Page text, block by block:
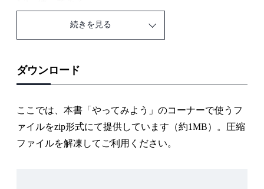
1.4 用語について
2.1 データの下ごしらえをする
2.2 データを吟味する
2.4 データを探る
2.5 データの規則を発見する
2.6 データを見せる
続きを見る
ダウンロード
ここでは、本書「やってみよう」のコーナーで使うフ
ァイルをzip形式にて提供しています（約1MB）。圧縮
ファイルを解凍してご利用ください。